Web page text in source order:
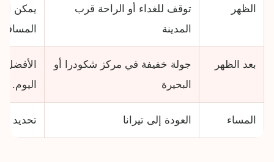
الظهر
توقف للغداء أو الراحة قرب
المدينة
يمكن
بعد الظهر
جولة خفيفة في مركز شكودرا أو
البحيرة
اليوم.
المساء العودة إلى تيرانا تحديد